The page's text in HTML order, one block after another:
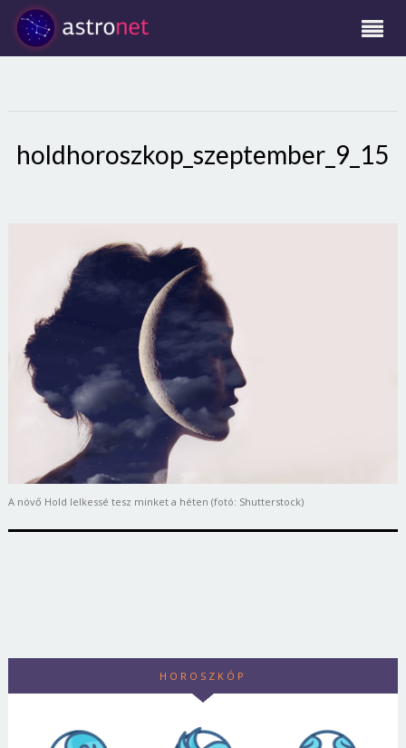
holdhoroszkop_szeptember_9_15
A növő Hold lelkessé tesz minket a héten (fotó: Shutterstock)
HOROSZKÓP